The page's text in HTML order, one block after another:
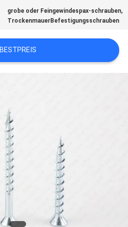
grobe oder Feingewindespax-schrauben,
TrockenmauerBefestigungsschrauben
BESTPREIS